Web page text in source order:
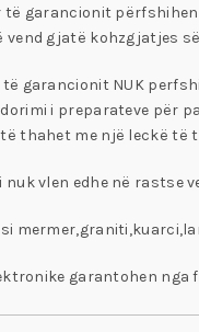
të garancionit
vend gjatë kohzgjatjes
të garancionit NUK
i preparateve për
thahet me një leckë të
nuk vlen edhe në
garantohen